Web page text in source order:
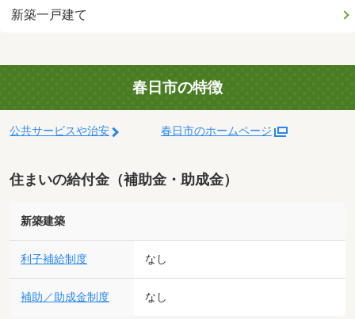
新築一戸建て
春日市の特徴
公共サービスや治安 春日市のホームページ
住まいの給付金（補助金・助成金）
新築建築
利子補給制度 なし
補助／助成金制度 なし